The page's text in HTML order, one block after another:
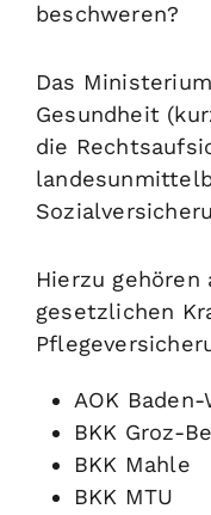
beschweren?
Das
Gesundheit
die
Hierzu gehören
gesetzlichen
AOK
BKK Groz-
BKK Mahle
BKK MTU